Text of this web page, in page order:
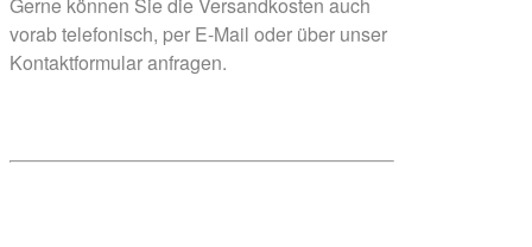
vorab telefonisch, per E-Mail oder über unser
Kontaktformular anfragen.